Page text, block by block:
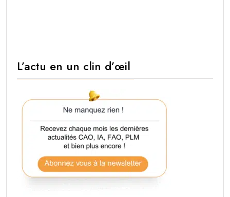
L’actu en un clin d’œil